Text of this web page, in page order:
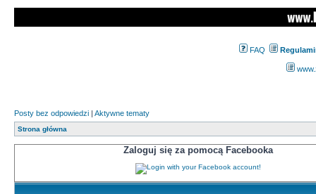
FAQ
Posty bez odpowiedzi | Aktywne tematy
Strona główna
Zaloguj się za pomocą Facebooka